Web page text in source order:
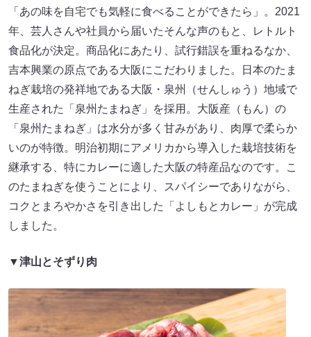
「あの味を自宅でも気軽に食べることができたら」。2021
年、芸人さんや社員から届いたそんな声のもと、レトルト
食品化が決定。商品化にあたり、試行錯誤を重ねるなか、
吉本興業の原点である大阪にこだわりました。日本のたま
ねぎ栽培の発祥地である大阪・泉州（せんしゅう）地域で
生産された「泉州たまねぎ」を採用。大阪産（もん）の
「泉州たまねぎ」は水分が多く甘みがあり、肉厚で柔らか
いのが特徴。明治初期にアメリカから導入した栽培技術を
継承する、特にカレーに適した大阪の特産品なのです。こ
のたまねぎを使うことにより、スパイシーでありながら、
コクとまろやかさを引き出した「よしもとカレー」が完成
しました。
▼津山とそずり肉